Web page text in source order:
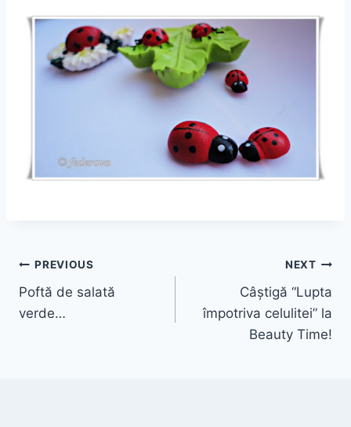
Post
navigation
PREVIOUS
Poftă de salată
verde…
NEXT
Câștigă “Lupta
împotriva celulitei” la
Beauty Time!